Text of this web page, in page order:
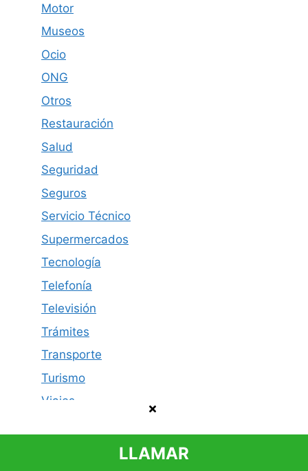
Motor
Museos
Ocio
ONG
Otros
Restauración
Salud
Seguridad
Seguros
Servicio Técnico
Supermercados
Tecnología
Telefonía
Televisión
Trámites
Transporte
Turismo
Viajes
LLAMAR